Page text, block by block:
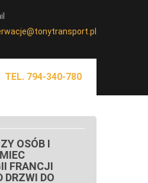
Człuchów
Chojnic Tucholi
TEL. 794-340-780
OSÓB I
FRANCJI
DRZWI DO